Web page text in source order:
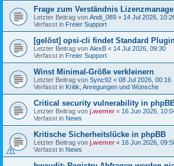
Frage zum Verständnis
Letzter Beitrag von Andi_089 « 14 Jul 2026,
Verfasst in Freier Support
[gelöst] opsi-cli findet Standard
Letzter Beitrag von AlexB « 14 Jul 2026, 09:30
Verfasst in Freier Support
Winst Minimal-Größe verkleinern
Letzter Beitrag von Sync92 « 08 Jul 2026, 00:16
Verfasst in Kritik, Anregungen und Wünsche
Critical security vulnerability in
Letzter Beitrag von j.werner « 16 Jun 2026,
Verfasst in News
Kritische Sicherheitslücke in phpBB
Letzter Beitrag von j.werner « 16 Jun 2026,
Verfasst in News